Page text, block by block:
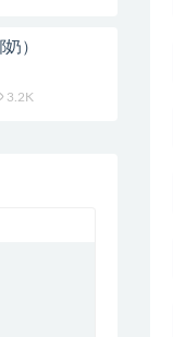
）
3.2K